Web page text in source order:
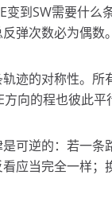
变到SW需要什么
弹次数必为偶数
迹的对称性。所
方向的程也彼此
可逆的：若一条
应当完全一样；